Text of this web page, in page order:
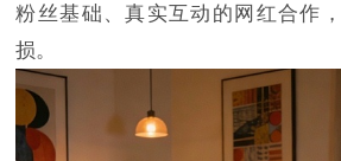
粉丝基础、真实互动的网红合作
损。